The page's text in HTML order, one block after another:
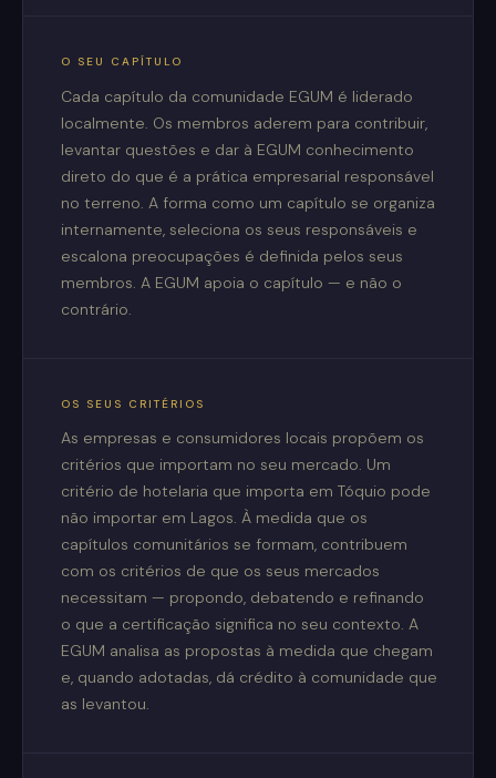
O SEU CAPÍTULO
Cada capítulo da comunidade EGUM é liderado
localmente. Os membros aderem para contribuir,
levantar questões e dar à EGUM conhecimento
direto do que é a prática empresarial responsável
no terreno. A forma como um capítulo se organiza
internamente, seleciona os seus responsáveis e
escalona preocupações é definida pelos seus
membros. A EGUM apoia o capítulo — e não o
contrário.
OS SEUS CRITÉRIOS
As empresas e consumidores locais propõem os
critérios que importam no seu mercado. Um
critério de hotelaria que importa em Tóquio pode
não importar em Lagos. À medida que os
capítulos comunitários se formam, contribuem
com os critérios de que os seus mercados
necessitam — propondo, debatendo e refinando
o que a certificação significa no seu contexto. A
EGUM analisa as propostas à medida que chegam
e, quando adotadas, dá crédito à comunidade que
as levantou.